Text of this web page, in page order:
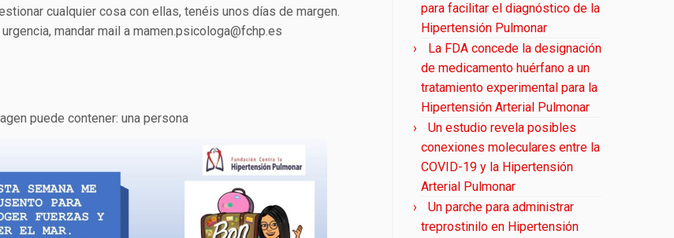
cualquier cosa con ellas, tenéis unos días de margen.
mandar mail a mamen.psicologa@fchp.es
para facilitar el diagnóstico de la
Hipertensión Pulmonar
La FDA concede la designación
de medicamento huérfano a un
tratamiento experimental para la
Hipertensión Arterial Pulmonar
Un estudio revela posibles
conexiones moleculares entre la
COVID-19 y la Hipertensión
Arterial Pulmonar
Un parche para administrar
treprostinilo en Hipertensión